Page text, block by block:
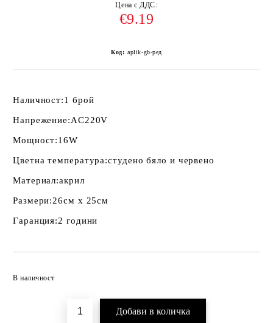
Цена с ДДС:
€9.19
Код: aplik-gb-ред
Наличност:1 брой
Напрежение:AC220V
Мощност:16W
Цветна температура:студено бяло и червено
Материал:акрил
Размери:26см х 25см
Гаранция:2 години
В наличност